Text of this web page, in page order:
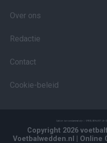
Over ons
Redactie
Contact
Cookie-beleid
Copyright 2026
Voetbalwedden.nl
| Online